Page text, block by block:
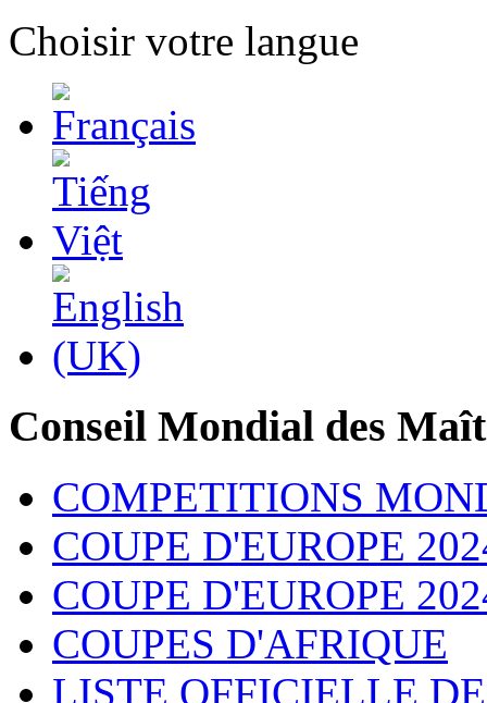
Choisir votre langue
Conseil Mondial des
COMPETITIONS
COUPE D'EUROPE
COUPE D'EUROPE
COUPES D'AFRIQUE
LISTE OFFICIELLE